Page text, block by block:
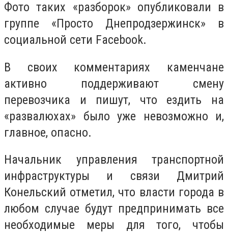
Фото таких «разборок» опубликовали в
группе «Просто Днепродзержинск» в
социальной сети Facebook.
В своих комментариях каменчане
активно поддерживают смену
перевозчика и пишут, что ездить на
«развалюхах» было уже невозможно и,
главное, опасно.
Начальник управления транспортной
инфраструктуры и связи Дмитрий
Конельский отметил, что власти города в
любом случае будут предпринимать все
необходимые меры для того, чтобы